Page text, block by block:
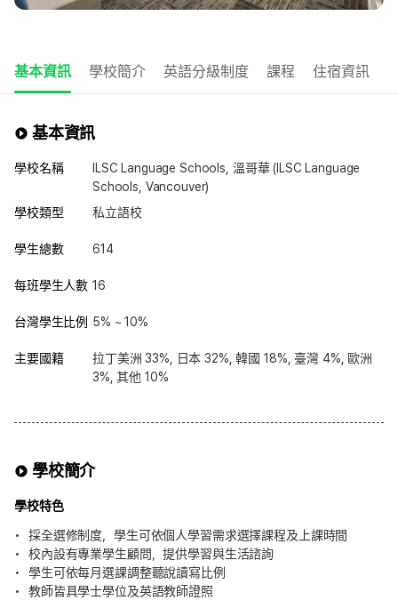
基本資訊 學校簡介 英語分級制度 課程 住宿資訊
基本資訊
學校名稱
ILSC Language Schools, 溫哥華 (ILSC Language
Schools, Vancouver)
學校類型
私立語校
學生總數 614
每班學生人數 16
台灣學生比例 5% ~ 10%
主要國籍
拉丁美洲 33%, 日本 32%, 韓國 18%, 臺灣 4%, 歐洲
3%, 其他 10%
學校簡介
學校特色
採全選修制度，學生可依個人學習需求選擇課程及上課時間
校內設有專業學生顧問，提供學習與生活諮詢
學生可依每月選課調整聽說讀寫比例
教師皆具學士學位及英語教師證照